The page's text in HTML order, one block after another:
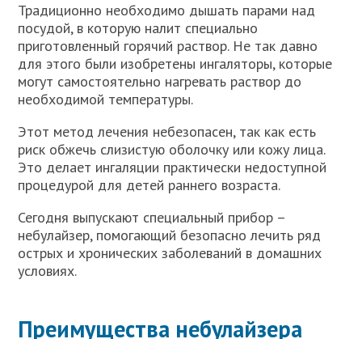
Традиционно необходимо дышать парами над
посудой, в которую налит специально
приготовленный горячий раствор. Не так давно
для этого были изобретены ингаляторы, которые
могут самостоятельно нагревать раствор до
необходимой температуры.
Этот метод лечения небезопасен, так как есть
риск обжечь слизистую оболочку или кожу лица.
Это делает ингаляции практически недоступной
процедурой для детей раннего возраста.
Сегодня выпускают специальный прибор –
небулайзер, помогающий безопасно лечить ряд
острых и хронических заболеваний в домашних
условиях.
Преимущества небулайзера